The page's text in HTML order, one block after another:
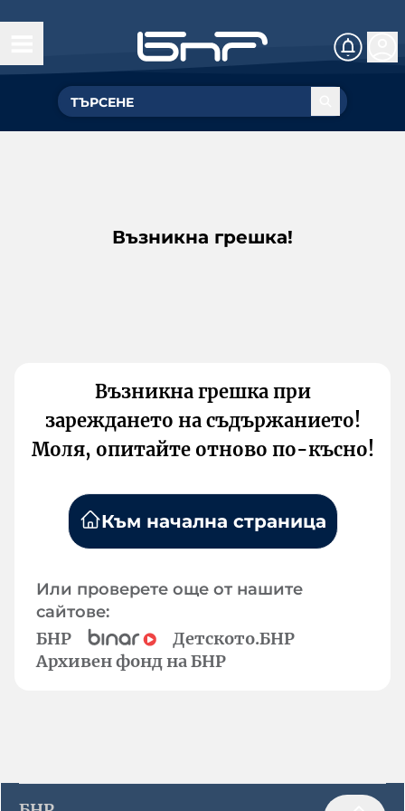
Възникна грешка!
Възникна грешка при
зареждането на съдържанието!
Моля, опитайте отново по-късно!
Към начална страница
Или проверете още от нашите
сайтове:
БНР
Детското.БНР
Архивен фонд на БНР